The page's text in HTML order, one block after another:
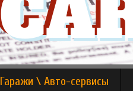
Гаражи \ Авто-сервисы